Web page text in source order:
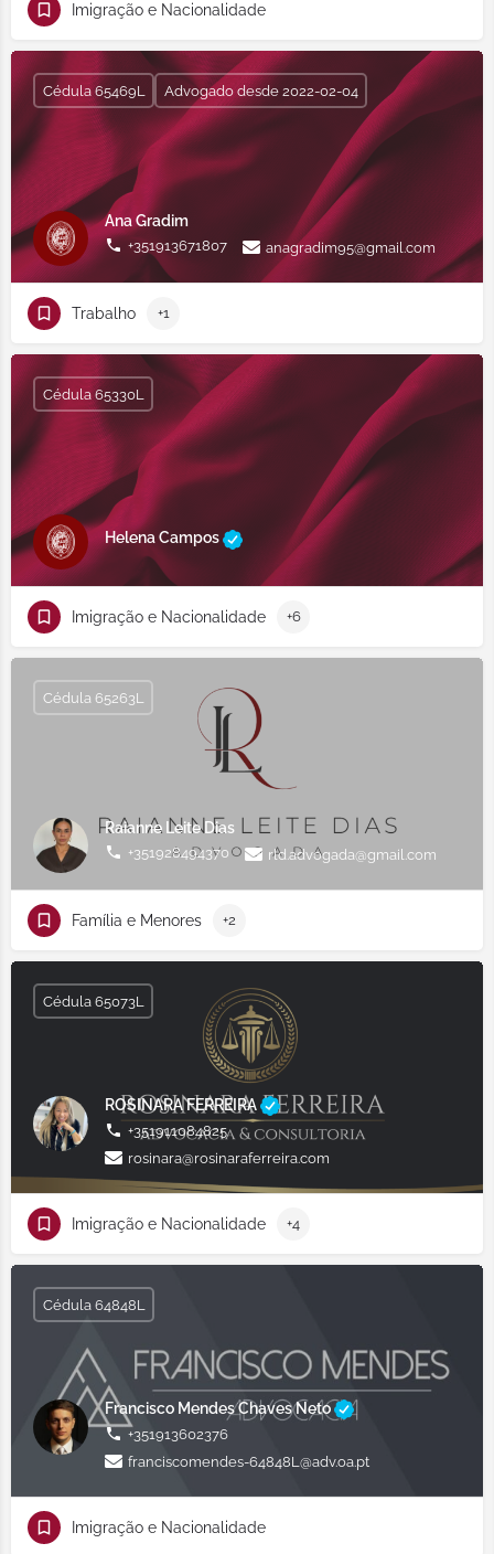
Imigração e Nacionalidade
Ana Gradim
+351913671807 anagradim95@gmail.com
Cédula 65469L Advogado desde 2022-02-04
Trabalho +1
Helena Campos
Cédula 65330L
Imigração e Nacionalidade +6
Raianne Leite Dias
+351928494370 rld.advogada@gmail.com
Cédula 65263L
Família e Menores +2
ROSINARA FERREIRA
+351911084825
rosinara@rosinaraferreira.com
Cédula 65073L
Imigração e Nacionalidade +4
Francisco Mendes Chaves Neto
+351913602376
franciscomendes-64848L@adv.oa.pt
Cédula 64848L
Imigração e Nacionalidade